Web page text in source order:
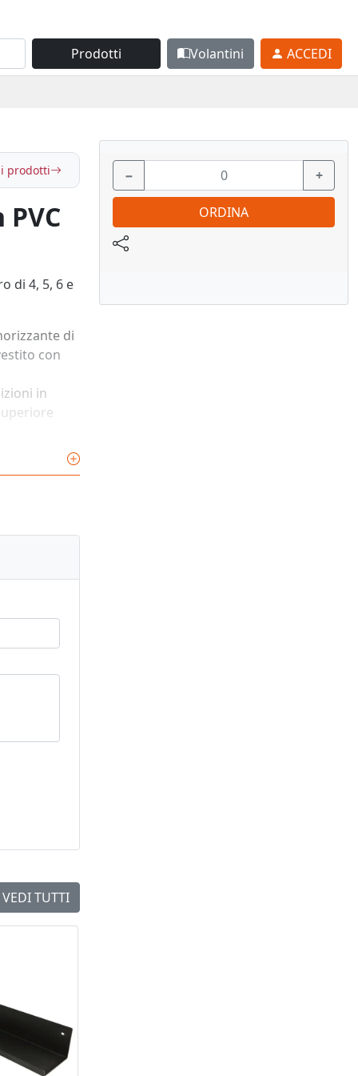
Prodotti Volantini ACCEDI
prodotti
di 4, 5, 6 e
di
con
in
− +
ORDINA
VEDI TUTTI